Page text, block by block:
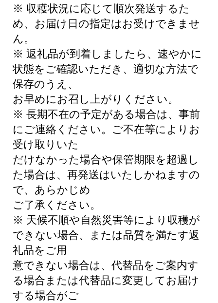
※ 収穫状況に応じて順次発送するた
め、お届け日の指定はお受けできませ
ん。
※ 返礼品が到着しましたら、速やかに
状態をご確認いただき、適切な方法で
保存のうえ、
お早めにお召し上がりください。
※ 長期不在の予定がある場合は、事前
にご連絡ください。ご不在等によりお
受け取りいた
だけなかった場合や保管期限を超過し
た場合は、再発送はいたしかねますの
で、あらかじめ
ご了承ください。
※ 天候不順や自然災害等により収穫が
できない場合、または品質を満たす返
礼品をご用
意できない場合は、代替品をご案内す
る場合または代替品に変更してお届け
する場合がご